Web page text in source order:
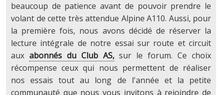
beaucoup de patience avant de pouvoir prendre le
volant de cette très attendue Alpine A110. Aussi, pour
la première fois, nous avons décidé de réserver la
lecture intégrale de notre essai sur route et circuit
aux abonnés du Club AS,sur le forum. Ce choix
récompense ceux qui nous permettent de réaliser
nos essais tout au long de l'année et la petite
communauté que nous vous invitons à rejoindre de